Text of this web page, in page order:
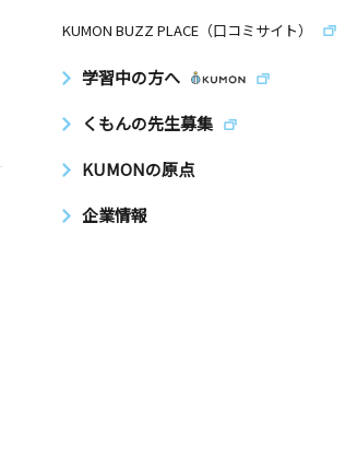
KUMON BUZZ PLACE（口コミサイト）
学習中の方へ
くもんの先生募集
KUMONの原点
企業情報